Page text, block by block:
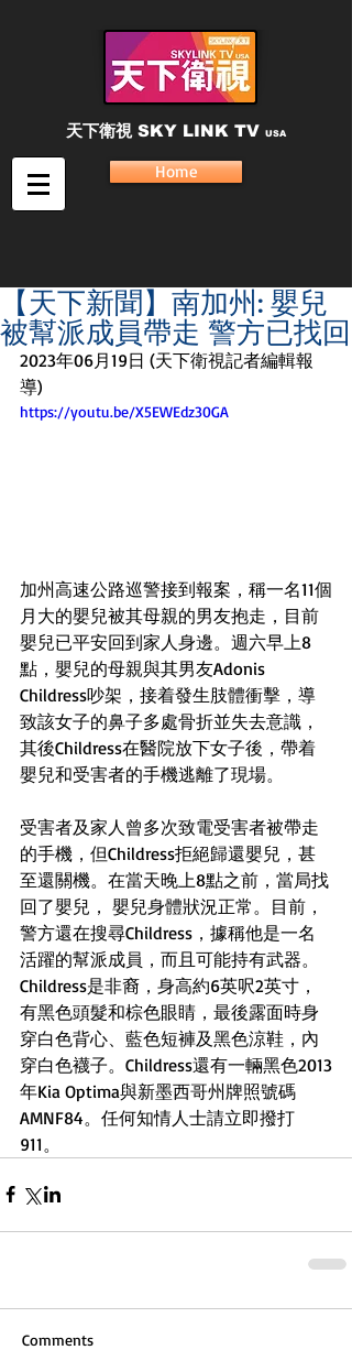
天下衛視 SKY LINK TV USA
Home
【天下新聞】南加州: 嬰兒
被幫派成員帶走 警方已找回
2023年06月19日 (天下衛視記者編輯報
導)
https://youtu.be/X5EWEdz30GA
加州高速公路巡警接到報案，稱一名11個
月大的嬰兒被其母親的男友抱走，目前
嬰兒已平安回到家人身邊。週六早上8
點，嬰兒的母親與其男友Adonis
Childress吵架，接着發生肢體衝擊，導
致該女子的鼻子多處骨折並失去意識，
其後Childress在醫院放下女子後，帶着
嬰兒和受害者的手機逃離了現場。
受害者及家人曾多次致電受害者被帶走
的手機，但Childress拒絕歸還嬰兒，甚
至還關機。在當天晚上8點之前，當局找
回了嬰兒， 嬰兒身體狀況正常。目前，
警方還在搜尋Childress，據稱他是一名
活躍的幫派成員，而且可能持有武器。
Childress是非裔，身高約6英呎2英寸，
有黑色頭髮和棕色眼睛，最後露面時身
穿白色背心、藍色短褲及黑色涼鞋，內
穿白色襪子。Childress還有一輛黑色2013
年Kia Optima與新墨西哥州牌照號碼
AMNF84。任何知情人士請立即撥打
911。
Comments